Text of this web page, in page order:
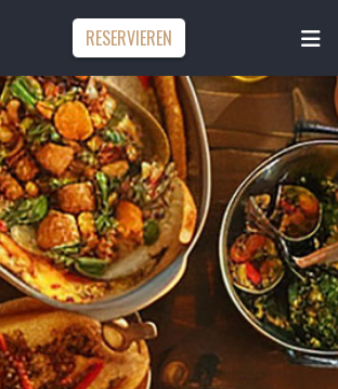
RESERVIEREN